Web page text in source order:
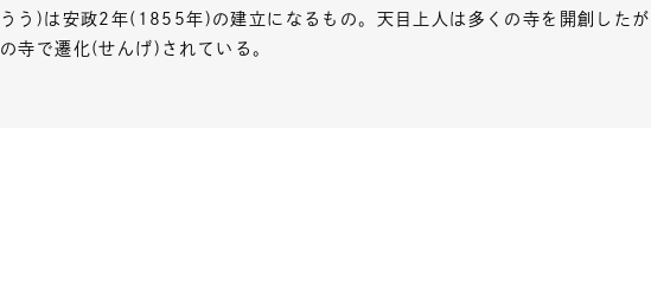
うう)は安政2年(1855年)の建立になるもの。天目上人は多くの寺を開創した
の寺で遷化(せんげ)されている。